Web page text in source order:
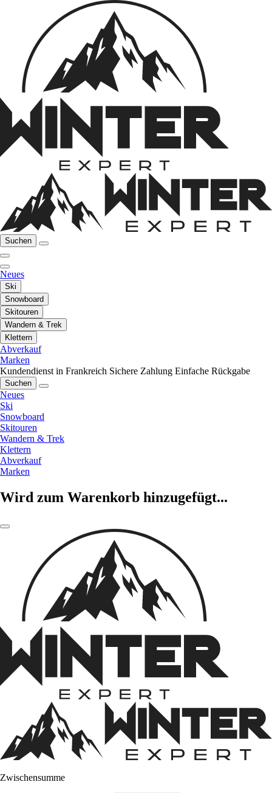
Suchen
Neues
Ski
Snowboard
Skitouren
Wandern & Trek
Klettern
Abverkauf
Marken
Kundendienst in Frankreich Sichere Zahlung Einfache Rückgabe
Suchen
Neues
Ski
Snowboard
Skitouren
Wandern & Trek
Klettern
Abverkauf
Marken
Wird zum Warenkorb hinzugefügt...
Zwischensumme